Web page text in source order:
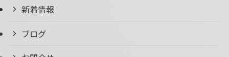
新着情報
ブログ